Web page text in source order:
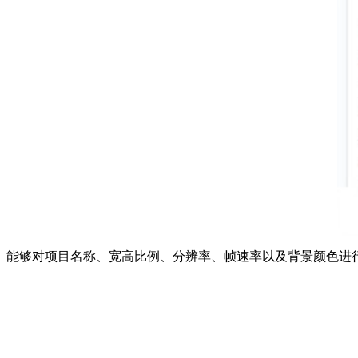
能够对项目名称、宽高比例、分辨率、帧速率以及背景颜色进